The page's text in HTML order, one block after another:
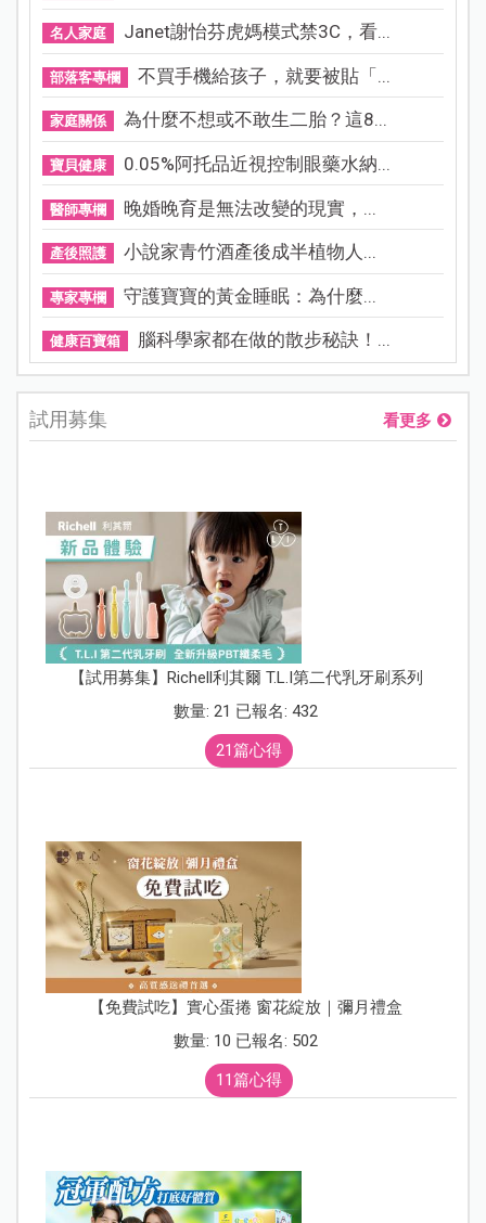
名人家庭 Janet謝怡芬虎媽模式禁3C，看...
部落客專欄 不買手機給孩子，就要被貼「...
家庭關係 為什麼不想或不敢生二胎？這8...
寶貝健康 0.05%阿托品近視控制眼藥水納...
醫師專欄 晚婚晚育是無法改變的現實，...
產後照護 小說家青竹酒產後成半植物人...
專家專欄 守護寶寶的黃金睡眠：為什麼...
健康百寶箱 腦科學家都在做的散步秘訣！...
試用募集 看更多
【試用募集】Richell利其爾 T.L.I第二代乳牙刷系列
數量: 21 已報名: 432
21篇心得
【免費試吃】實心蛋捲 窗花綻放｜彌月禮盒
數量: 10 已報名: 502
11篇心得